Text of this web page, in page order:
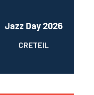
Jazz Day 2026
CRETEIL